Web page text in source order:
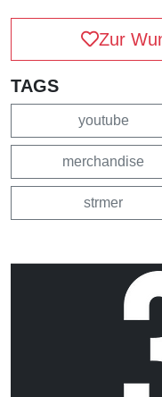
Zur
TAGS
youtube
merchandise
strmer